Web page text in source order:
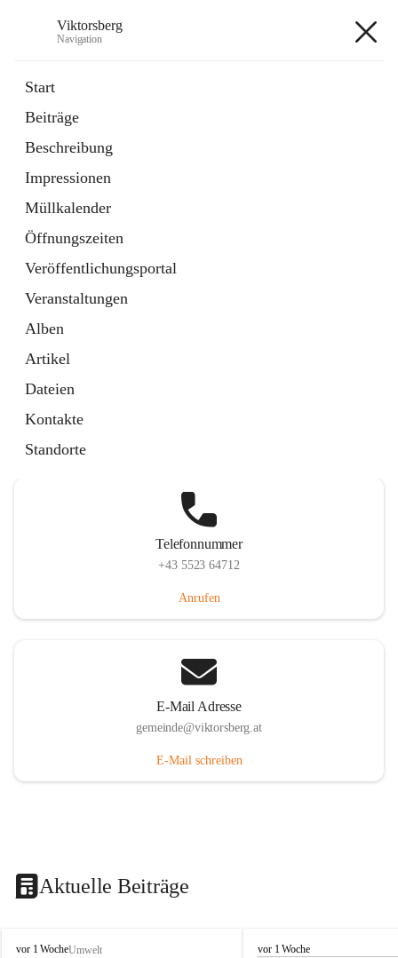
Viktorsberg
Navigation
Start
Beiträge
Beschreibung
Impressionen
Müllkalender
Öffnungszeiten
Veröffentlichungsportal
Veranstaltungen
Alben
Artikel
Dateien
Kontakte
Standorte
1 Schnellzugriff
Bürgerservice
10 Schnellzugriffe
Telefonnummer
+43 5523 64712
Anrufen
E-Mail Adresse
gemeinde@viktorsberg.at
E-Mail schreiben
Aktuelle Beiträge
V
vor 1 WocheUmwelt
V
vor 1 Woche